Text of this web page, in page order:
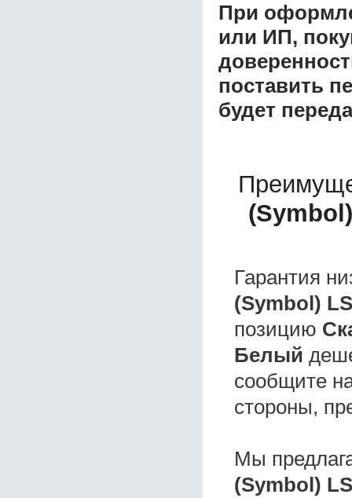
При
или ИП,
поставить
будет
Гарантия
(Symbol)
позицию
Белый
сообщите
стороны,
Мы
(Symbol)